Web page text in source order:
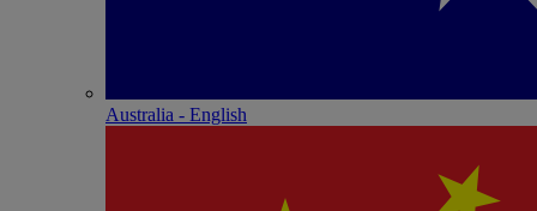
Australia - English